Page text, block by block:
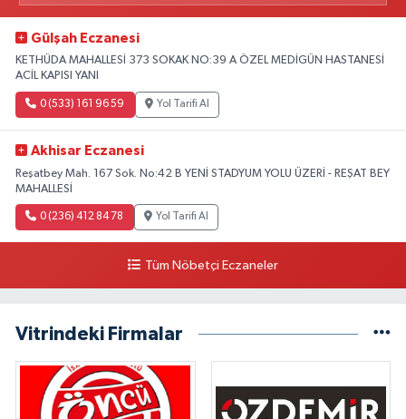
Gülşah Eczanesi
KETHÜDA MAHALLESİ 373 SOKAK NO:39 A ÖZEL MEDİGÜN HASTANESİ
ACİL KAPISI YANI
0 (533) 161 96 59 Yol Tarifi Al
Akhisar Eczanesi
Reşatbey Mah. 167 Sok. No:42 B YENİ STADYUM YOLU ÜZERİ - REŞAT BEY
MAHALLESİ
0 (236) 412 84 78 Yol Tarifi Al
Tüm Nöbetçi Eczaneler
Vitrindeki Firmalar